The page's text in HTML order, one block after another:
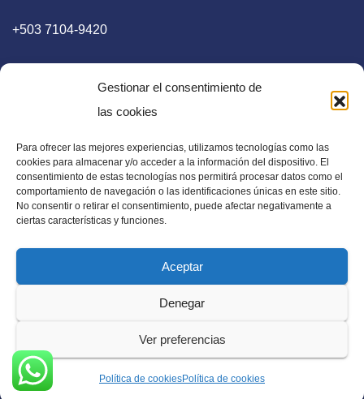
Gestionar el consentimiento de
las cookies
Para ofrecer las mejores experiencias, utilizamos tecnologías como las
cookies para almacenar y/o acceder a la información del dispositivo. El
consentimiento de estas tecnologías nos permitirá procesar datos como el
comportamiento de navegación o las identificaciones únicas en este sitio.
No consentir o retirar el consentimiento, puede afectar negativamente a
ciertas características y funciones.
Aceptar
Denegar
Ver preferencias
Política de cookiesPolítica de cookies
+503 7104-9420
E-mail
diaadia.redaccion@gmail.com